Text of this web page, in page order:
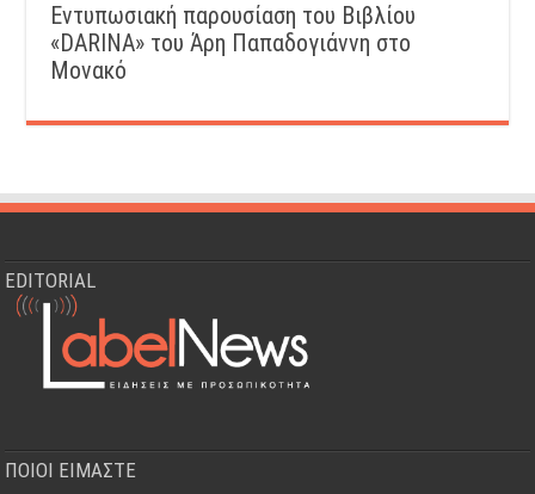
Εντυπωσιακή παρουσίαση του Βιβλίου
«DARINA» του Άρη Παπαδογιάννη στο
Μονακό
EDITORIAL
ΠΟΙΟΙ ΕΙΜΑΣΤΕ